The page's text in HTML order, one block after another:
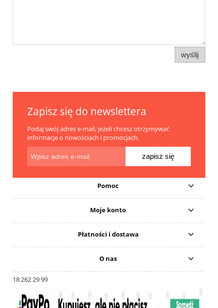
wyślij
Zapisz się do newslettera
Podaj swój adres e-mail, jeżeli chcesz otrzymywać
informacje o nowościach i promocjach.
zapisz się
Pomoc
Moje konto
Płatności i dostawa
O nas
18 262 29 99